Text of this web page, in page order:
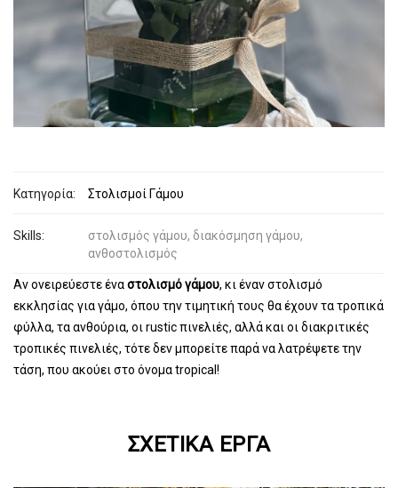
Κατηγορία: Στολισμοί Γάμου
Skills:
στολισμός γάμου, διακόσμηση γάμου,
ανθοστολισμός
Αν ονειρεύεστε έναστολισμό γάμου, κι έναν στολισμό
εκκλησίας για γάμο, όπου την τιμητική τους θα έχουν τα τροπικά
φύλλα, τα ανθούρια, οι rustic πινελιές, αλλά και οι διακριτικές
τροπικές πινελιές, τότε δεν μπορείτε παρά να λατρέψετε την
τάση, που ακούει στο όνομα tropical!
ΣΧΕΤΙΚΆ ΈΡΓΑ